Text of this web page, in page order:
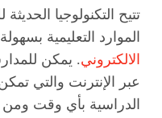
تتيح التكنولوجيا
الموارد التعليمية
الالكتروني. يمكن
عبر الإنترنت والتي
الدراسية بأي وقت